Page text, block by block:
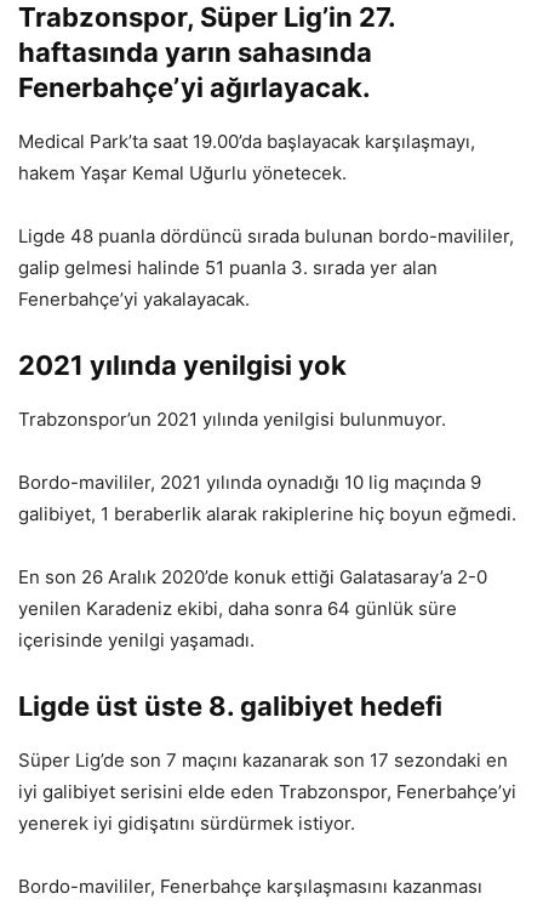
Trabzonspor, Süper Lig’in 27.
haftasında yarın sahasında
Fenerbahçe’yi ağırlayacak.
Medical Park’ta saat 19.00’da başlayacak karşılaşmayı,
hakem Yaşar Kemal Uğurlu yönetecek.
Ligde 48 puanla dördüncü sırada bulunan bordo-mavililer,
galip gelmesi halinde 51 puanla 3. sırada yer alan
Fenerbahçe’yi yakalayacak.
2021 yılında yenilgisi yok
Trabzonspor’un 2021 yılında yenilgisi bulunmuyor.
Bordo-mavililer, 2021 yılında oynadığı 10 lig maçında 9
galibiyet, 1 beraberlik alarak rakiplerine hiç boyun eğmedi.
En son 26 Aralık 2020’de konuk ettiği Galatasaray’a 2-0
yenilen Karadeniz ekibi, daha sonra 64 günlük süre
içerisinde yenilgi yaşamadı.
Ligde üst üste 8. galibiyet hedefi
Süper Lig’de son 7 maçını kazanarak son 17 sezondaki en
iyi galibiyet serisini elde eden Trabzonspor, Fenerbahçe’yi
yenerek iyi gidişatını sürdürmek istiyor.
Bordo-mavililer, Fenerbahçe karşılaşmasını kazanması